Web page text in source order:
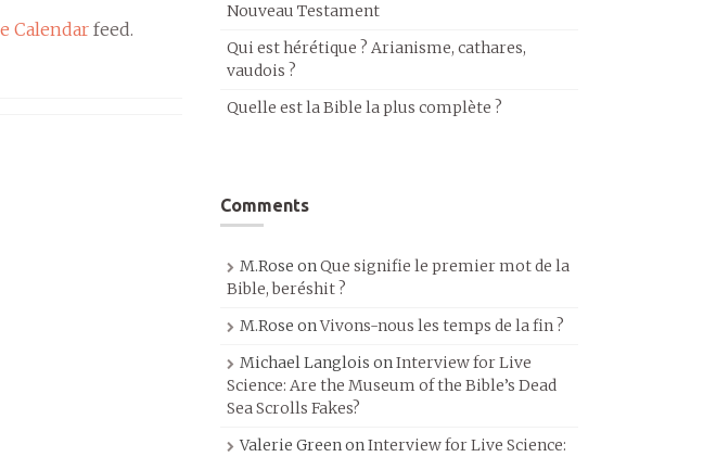
Calendarfeed.
Nouveau Testament
Qui est hérétique ? Arianisme, cathares,
vaudois ?
Quelle est la Bible la plus complète ?
Comments
M.Rose onQue signifie le premier mot de la
Bible, beréshit ?
M.Rose onVivons-nous les temps de la fin ?
Michael Langlois onInterview for Live
Science: Are the Museum of the Bible’s Dead
Sea Scrolls Fakes?
Valerie GreenonInterview for Live Science: